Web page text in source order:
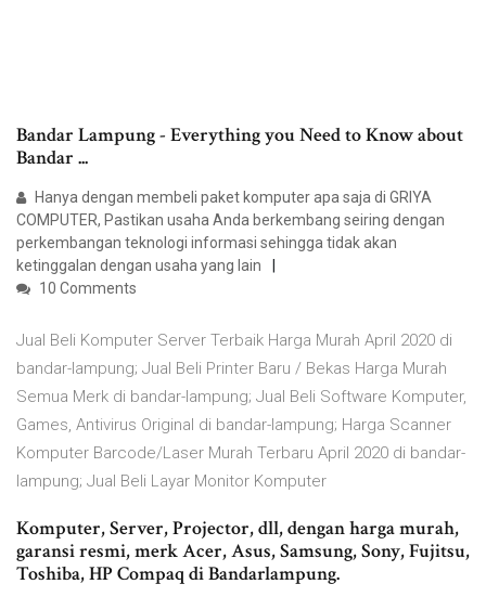
Bandar Lampung - Everything you Need to Know about
Bandar ...
Hanya dengan membeli paket komputer apa saja di GRIYA
COMPUTER, Pastikan usaha Anda berkembang seiring dengan
perkembangan teknologi informasi sehingga tidak akan
ketinggalan dengan usaha yang lain
10 Comments
Jual Beli Komputer Server Terbaik Harga Murah April 2020 di
bandar-lampung; Jual Beli Printer Baru / Bekas Harga Murah
Semua Merk di bandar-lampung; Jual Beli Software Komputer,
Games, Antivirus Original di bandar-lampung; Harga Scanner
Komputer Barcode/Laser Murah Terbaru April 2020 di bandar-
lampung; Jual Beli Layar Monitor Komputer
Komputer, Server, Projector, dll, dengan harga murah,
garansi resmi, merk Acer, Asus, Samsung, Sony, Fujitsu,
Toshiba, HP Compaq di Bandarlampung.